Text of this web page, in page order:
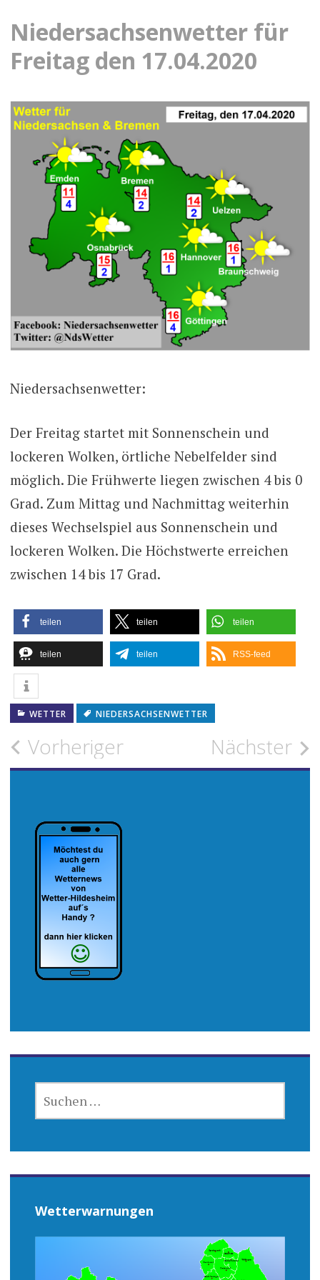
Niedersachsenwetter für
Freitag den 17.04.2020
Niedersachsenwetter:
Der Freitag startet mit Sonnenschein und
lockeren Wolken, örtliche Nebelfelder sind
möglich. Die Frühwerte liegen zwischen 4 bis 0
Grad. Zum Mittag und Nachmittag weiterhin
dieses Wechselspiel aus Sonnenschein und
lockeren Wolken. Die Höchstwerte erreichen
zwischen 14 bis 17 Grad.
teilen teilen teilen
teilen teilen RSS-feed
WETTER NIEDERSACHSENWETTER
Beitragsnavigation
Vorheriger Nächster
NACH:
Wetterwarnungen